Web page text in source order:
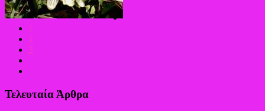
1
2
3
Τελευταία Άρθρα